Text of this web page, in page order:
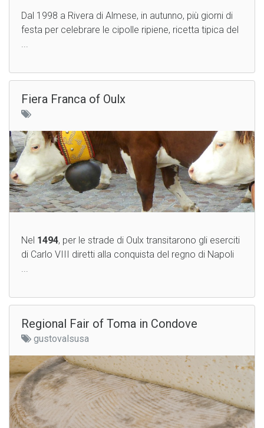
Dal 1998 a Rivera di Almese, in autunno, più giorni di
festa per celebrare le cipolle ripiene, ricetta tipica del
Fiera Franca of Oulx
Nel 1494, per le strade di Oulx transitarono gli eserciti
di Carlo VIII diretti alla conquista del regno di Napoli
...
Regional Fair of Toma in Condove
gustovalsusa